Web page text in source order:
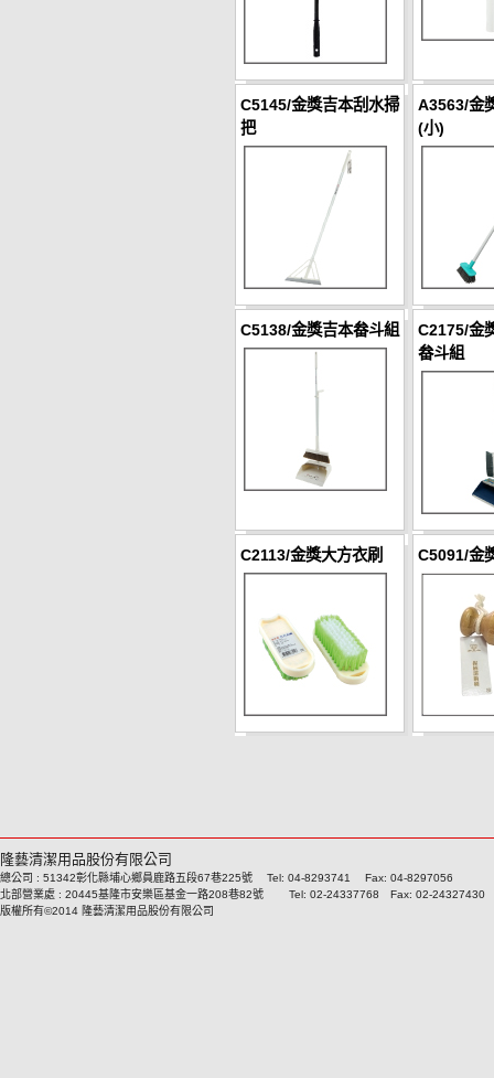
C5145/金獎吉本刮水掃
把
A3563/金
(小)
C5138/金獎吉本畚斗組
C2175/金
畚斗組
C2113/金獎大方衣刷 C5091/金
隆藝清潔用品股份有限公司
總公司 : 51342彰化縣埔心鄉員鹿路五段67巷225號 Tel: 04-8293741 Fax: 04-8297056
北部營業處 : 20445基隆市安樂區基金一路208巷82號 Tel: 02-24337768 Fax: 02-24327430
版權所有©2014 隆藝清潔用品股份有限公司